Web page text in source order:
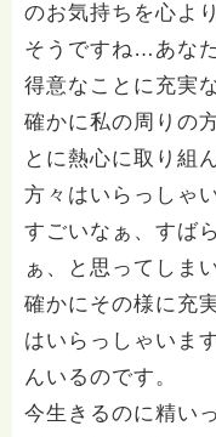
のお気持ちを心よ
そうですね…あな
得意なことに充実
確かに私の周りの
とに熱心に取り組
方々はいらっしゃ
すごいなぁ、すば
ぁ、と思ってしま
確かにその様に充
はいらっしゃいま
んいるのです。
今生きるのに精い